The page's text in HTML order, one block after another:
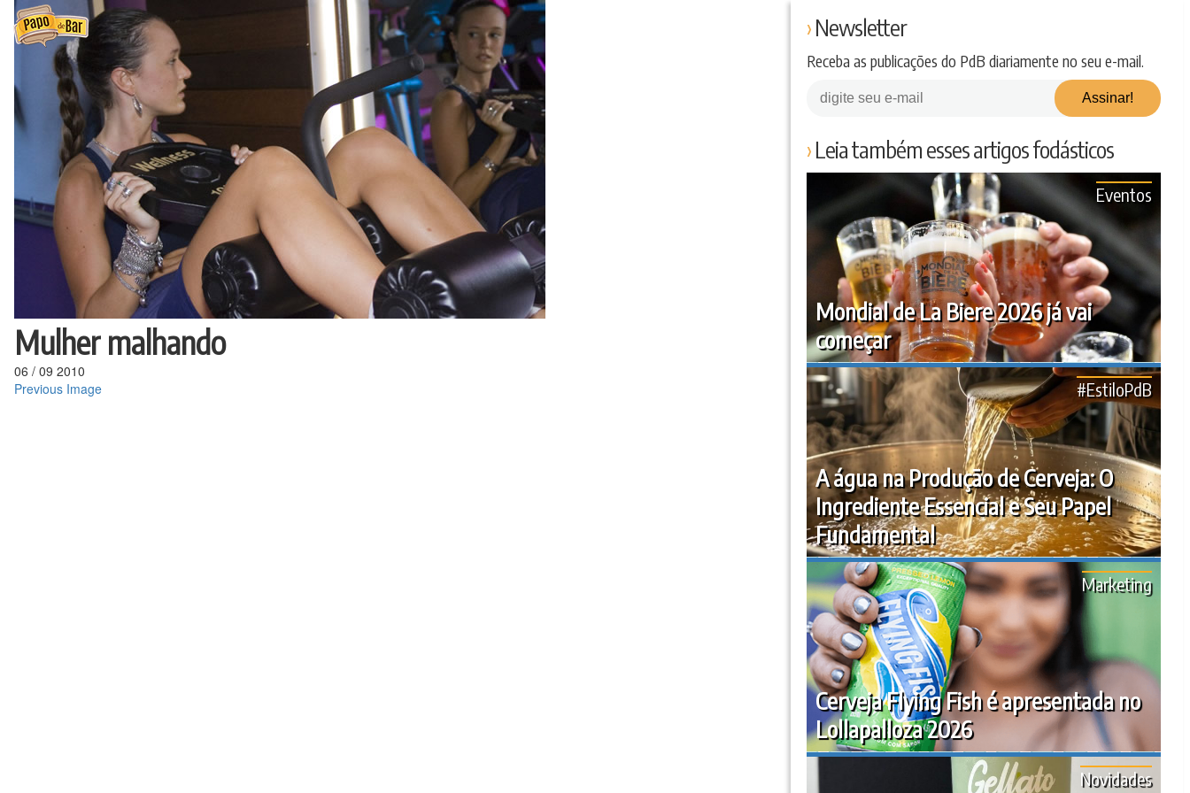
para
Mulher malhando
06 / 09 2010
Previous Image
Newsletter
Receba as publicações do PdB diariamente no seu e-mail.
Leia também esses artigos fodásticos
Mondial de La Biere 2026 já vai
começar
Eventos
A água na Produção de Cerveja: O
Ingrediente Essencial e Seu Papel
Fundamental
#EstiloPdB
Cerveja Flying Fish é apresentada no
Lollapalloza 2026
Marketing
Novidades